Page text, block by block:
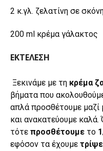
2 κ.γλ. ζελατίνη σε
200 ml κρέμα γάλακτος
ΕΚΤΕΛΕΣΗ
Ξεκινάμε με τη κρέμα
βήματα που
απλά προσθέτουμε μαζί
και ανακατεύουμε καλά.
τότε προσθέτουμε το
εφόσον τα έχουμε